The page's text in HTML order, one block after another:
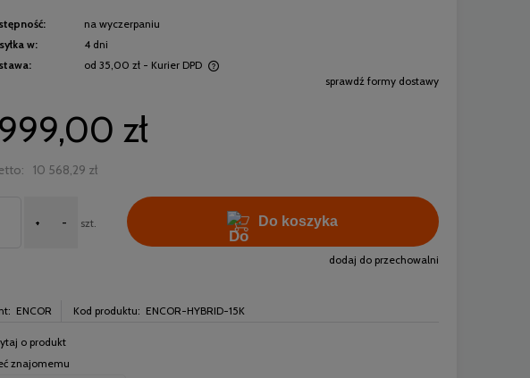
na wyczerpaniu
w:
4 dni
od 35,00 zł - Kurier DPD
sprawdź formy dostawy
zł
10 568,29 zł
+ - szt. Do koszyka
dodaj do przechowalni
ENCOR Kod produktu: ENCOR-HYBRID-15K
o produkt
znajomemu